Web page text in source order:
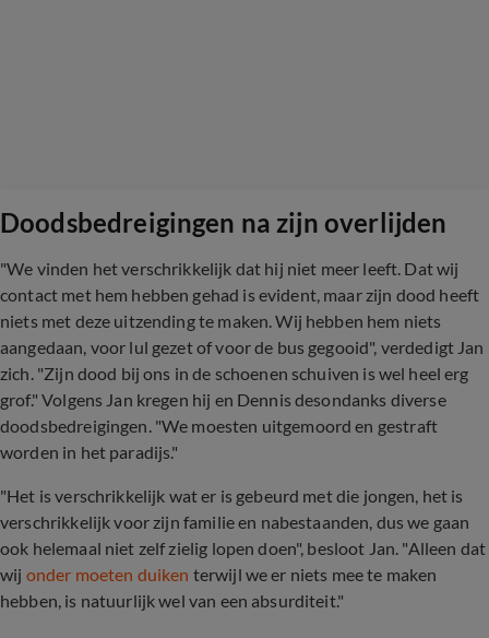
Doodsbedreigingen na zijn overlijden
"We vinden het verschrikkelijk dat hij niet meer leeft. Dat wij
contact met hem hebben gehad is evident, maar zijn dood heeft
niets met deze uitzending te maken. Wij hebben hem niets
aangedaan, voor lul gezet of voor de bus gegooid", verdedigt Jan
zich. "Zijn dood bij ons in de schoenen schuiven is wel heel erg
grof." Volgens Jan kregen hij en Dennis desondanks diverse
doodsbedreigingen. "We moesten uitgemoord en gestraft
worden in het paradijs."
"Het is verschrikkelijk wat er is gebeurd met die jongen, het is
verschrikkelijk voor zijn familie en nabestaanden, dus we gaan
ook helemaal niet zelf zielig lopen doen", besloot Jan. "Alleen dat
wij onder moeten duiken terwijl we er niets mee te maken
hebben, is natuurlijk wel van een absurditeit."